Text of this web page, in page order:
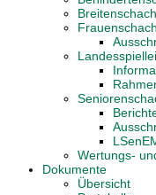
Breitenschach
Frauenschach
Wertungs-
Dokumente
Übersicht